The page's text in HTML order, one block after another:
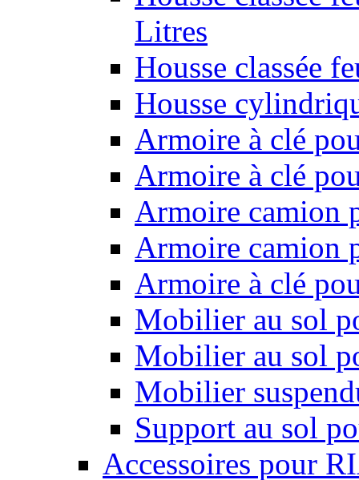
Litres
Housse classée
Housse
Armoire à clé
Armoire à clé
Armoire camion
Armoire camion
Armoire à clé
Mobilier au sol
Mobilier au sol
Mobilier
Support au sol
Accessoires pour